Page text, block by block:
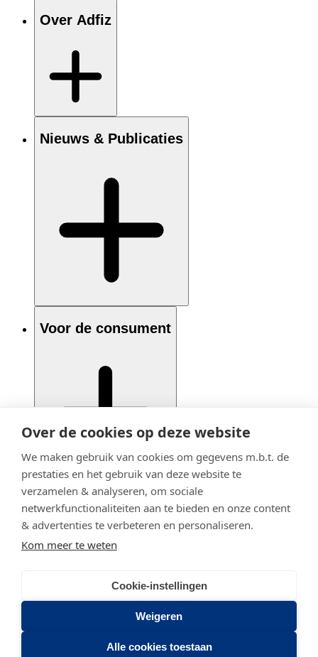
Over de cookies op deze website
We maken gebruik van cookies om gegevens m.b.t. de
prestaties en het gebruik van deze website te
verzamelen & analyseren, om sociale
netwerkfunctionaliteiten aan te bieden en onze content
& advertenties te verbeteren en personaliseren.
Kom meer te weten
Cookie-instellingen
Weigeren
Alle cookies toestaan
Over Adfiz
Nieuws & Publicaties
Voor de consument
Stadsring 201
3817 BA AMERSFOORT